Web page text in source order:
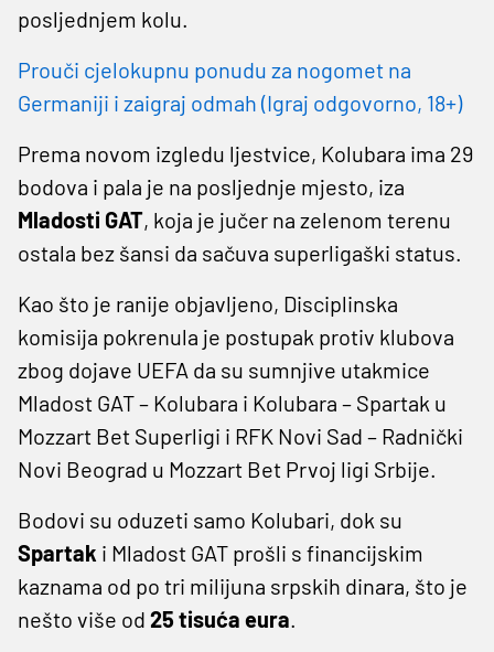
posljednjem kolu.
Prouči cjelokupnu ponudu za nogomet na
Germaniji i zaigraj odmah (Igraj odgovorno, 18+)
Prema novom izgledu ljestvice, Kolubara ima 29
bodova i pala je na posljednje mjesto, iza
Mladosti GAT, koja je jučer na zelenom terenu
ostala bez šansi da sačuva superligaški status.
Kao što je ranije objavljeno, Disciplinska
komisija pokrenula je postupak protiv klubova
zbog dojave UEFA da su sumnjive utakmice
Mladost GAT – Kolubara i Kolubara – Spartak u
Mozzart Bet Superligi i RFK Novi Sad – Radnički
Novi Beograd u Mozzart Bet Prvoj ligi Srbije.
Bodovi su oduzeti samo Kolubari, dok su
Spartak i Mladost GAT prošli s financijskim
kaznama od po tri milijuna srpskih dinara, što je
nešto više od 25 tisuća eura.